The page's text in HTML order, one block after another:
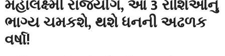
મહાલક્ષ્મી રાજયોગ, આ 3 રાશિઓનું
ભાગ્ય ચમકશે, થશે ધનની અઢળક
વર્ષા!